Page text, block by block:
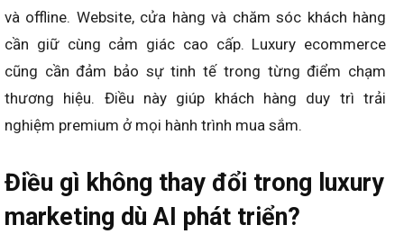
và offline. Website, cửa hàng và chăm sóc khách hàng
cần giữ cùng cảm giác cao cấp. Luxury ecommerce
cũng cần đảm bảo sự tinh tế trong từng điểm chạm
thương hiệu. Điều này giúp khách hàng duy trì trải
nghiệm premium ở mọi hành trình mua sắm.
Điều gì không thay đổi trong luxury
marketing dù AI phát triển?